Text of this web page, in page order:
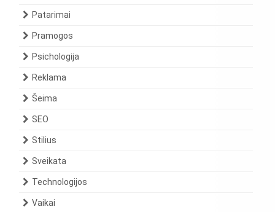
Patarimai
Pramogos
Psichologija
Reklama
Šeima
SEO
Stilius
Sveikata
Technologijos
Vaikai